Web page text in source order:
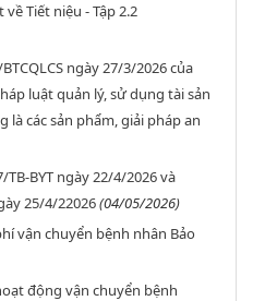
Tiết niệu - Tập 2.2
ngày 27/3/2026 của
luật quản lý, sử dụng tài sản
là các sản phẩm, giải pháp an
BYT ngày 22/4/2026 và
25/4/22026(04/05/2026)
vận chuyển bệnh nhân Bảo
động vận chuyển bệnh